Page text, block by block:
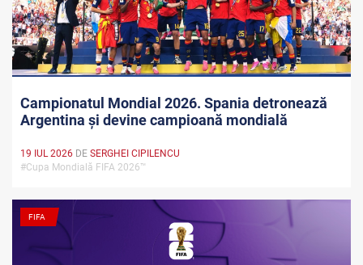
Campionatul Mondial 2026. Spania detronează
Argentina și devine campioană mondială
19 IUL 2026 DE SERGHEI CIPILENCU
#Cupa Mondială FIFA 2026™
FIFA